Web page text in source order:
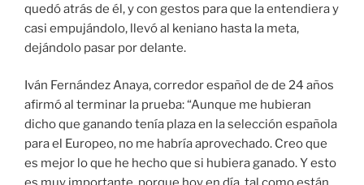
quedó atrás de él, y con gestos para que la entendiera y
casi empujándolo, llevó al keniano hasta la meta,
dejándolo pasar por delante.
Iván Fernández Anaya, corredor español de de 24 años
afirmó al terminar la prueba: “Aunque me hubieran
dicho que ganando tenía plaza en la selección española
para el Europeo, no me habría aprovechado. Creo que
es mejor lo que he hecho que si hubiera ganado. Y esto